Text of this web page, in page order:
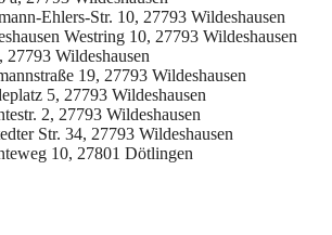
Ehlers-Str. 10, 27793 Wildeshausen
Westring 10, 27793 Wildeshausen
27793 Wildeshausen
19, 27793 Wildeshausen
5, 27793 Wildeshausen
2, 27793 Wildeshausen
Str. 34, 27793 Wildeshausen
10, 27801 Dötlingen